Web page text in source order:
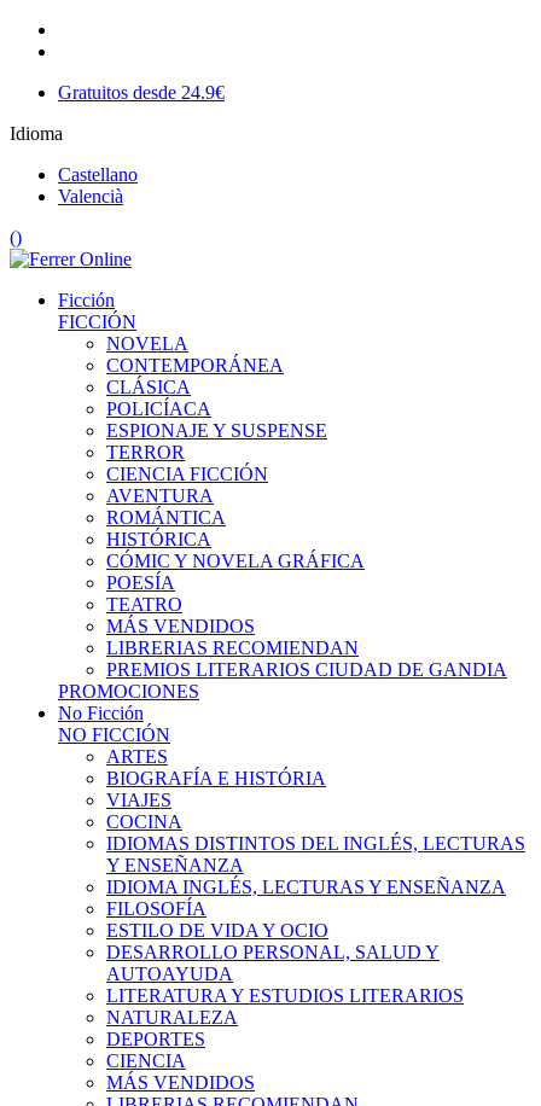
Gratuitos desde 24.9€
Idioma
Castellano
Valencià
()
Ficción
FICCIÓN
NOVELA
CONTEMPORÁNEA
CLÁSICA
POLICÍACA
ESPIONAJE Y SUSPENSE
TERROR
CIENCIA FICCIÓN
AVENTURA
ROMÁNTICA
HISTÓRICA
CÓMIC Y NOVELA GRÁFICA
POESÍA
TEATRO
MÁS VENDIDOS
LIBRERIAS RECOMIENDAN
PREMIOS LITERARIOS CIUDAD DE GANDIA
PROMOCIONES
No Ficción
NO FICCIÓN
ARTES
BIOGRAFÍA E HISTÓRIA
VIAJES
COCINA
IDIOMAS DISTINTOS DEL INGLÉS, LECTURAS
Y ENSEÑANZA
IDIOMA INGLÉS, LECTURAS Y ENSEÑANZA
FILOSOFÍA
ESTILO DE VIDA Y OCIO
DESARROLLO PERSONAL, SALUD Y
AUTOAYUDA
LITERATURA Y ESTUDIOS LITERARIOS
NATURALEZA
DEPORTES
CIENCIA
MÁS VENDIDOS